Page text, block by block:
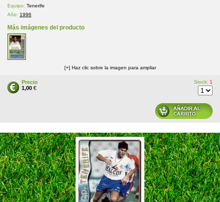
Equipo: Tenerife
Año: 1996
Más imágenes del producto
[+] Haz clic sobre la imagen para ampliar
Precio
1,00 €
Stock: 1